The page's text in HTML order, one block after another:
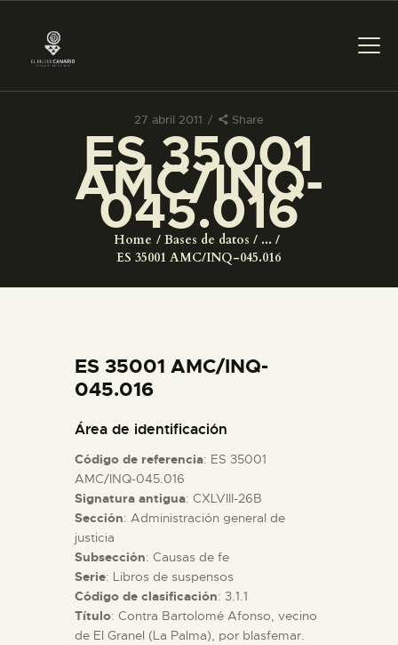
27 abril 2011 Share
ES 35001
AMC/INQ-
045.016
Home Bases de datos
...
ES 35001 AMC/INQ-045.016
PREPARAR LA VISITA
ACTIVIDADES
COLECCIONES
ESPAÑOL
PREPARAR LA VISITA
ACTIVIDADES
█
ES 35001 AMC/INQ-
045.016
Área de identificación
Código de referencia: ES 35001
AMC/INQ-045.016
Signatura antigua: CXLVIII-26B
Sección: Administración general de
justicia
Subsección: Causas de fe
Serie: Libros de suspensos
Código de clasificación: 3.1.1
Título: Contra Bartolomé Afonso, vecino
de El Granel (La Palma), por blasfemar.